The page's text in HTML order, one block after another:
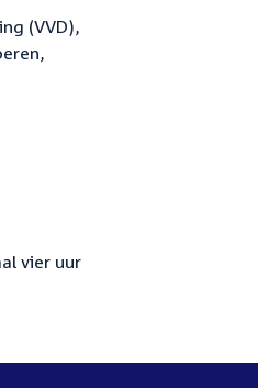
(VVD),
vier uur